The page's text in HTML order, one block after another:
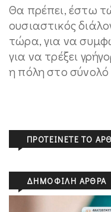
Θα πρέπει, έστω
ουσιαστικός
τώρα, για να
για να τρέξει
η πόλη στο σύνολό
ΠΡΟΤΕΊΝΕΤΕ ΤΟ
ΔΗΜΟΦΙΛΉ ΆΡΘΡΑ